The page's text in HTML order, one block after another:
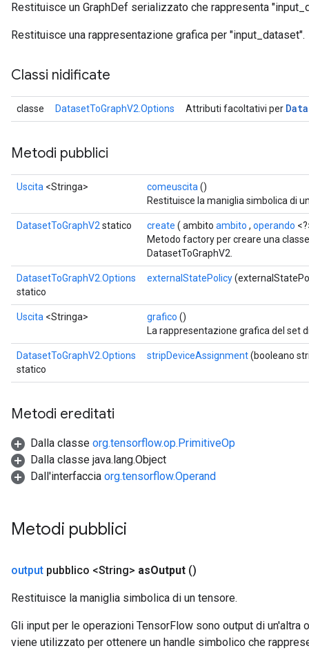
Restituisce un GraphDef serializzato che rappresenta
Restituisce una rappresentazione grafica per "input_dataset".
Classi nidificate
classe DatasetToGraphV2.Options Attributi facoltativi per
Metodi pubblici
Uscita <Stringa> comeuscita ()
Restituisce la maniglia simbolica di
DatasetToGraphV2 statico create ( ambito ambito , operando
Metodo factory per creare una
DatasetToGraphV2.
DatasetToGraphV2.Options
statico
externalStatePolicy
Uscita <Stringa> grafico ()
La rappresentazione grafica del set
DatasetToGraphV2.Options
statico
stripDeviceAssignment(booleano
Metodi ereditati
Dalla classe org.tensorflow.op.PrimitiveOp
Dalla classe java.lang.Object
Dall'interfaccia org.tensorflow.Operand
Metodi pubblici
output pubblico <String> asOutput ()
Restituisce la maniglia simbolica di un tensore.
Gli input per le operazioni TensorFlow sono output di un'altra
viene utilizzato per ottenere un handle simbolico che